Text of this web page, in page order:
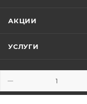
АКЦИИ
УСЛУГИ
БРЕНДЫ